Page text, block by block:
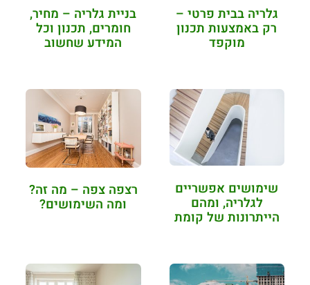
גלריה בבית פרטי –
רק באמצעות תכנון
מוקפד
בניית גלריה – מחיר,
חומרים, תכנון וכל
המידע שחשוב
שימושים אפשריים
לגלריה, ומהם
הייתרונות של קומת
רצפה צפה – מה זה?
ומה השימושים?